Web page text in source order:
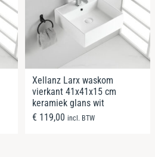
Xellanz Larx waskom
vierkant 41x41x15 cm
keramiek glans wit
€ 119,00 incl. BTW